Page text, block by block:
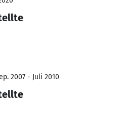
2007 - Juli 2010